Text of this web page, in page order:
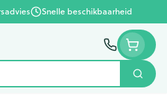
Snelle beschikbaarheid
Zoek